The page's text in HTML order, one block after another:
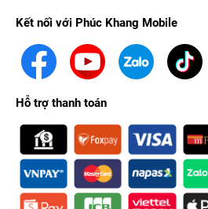
Kết nối với Phúc Khang Mobile
Hỗ trợ thanh toán